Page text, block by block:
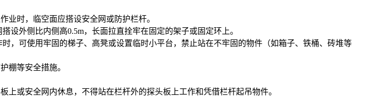
业时，临空面应搭设安全网或防护栏杆。
设外侧比内侧高0.5m，长面拉直拴牢在固定的架子或固定环上。
，可使用牢固的梯子、高凳或设置临时小平台，禁止站在不牢固的物件（如箱子、铁桶、砖堆等
棚等安全措施。
上或安全网内休息，不得站在栏杆外的探头板上工作和凭借栏杆起吊物件。